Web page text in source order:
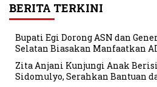
BERITA TERKINI
Bupati Egi Dorong ASN dan
Selatan Biasakan Manfaatkan AI
Zita Anjani Kunjungi Anak
Sidomulyo, Serahkan Bantuan